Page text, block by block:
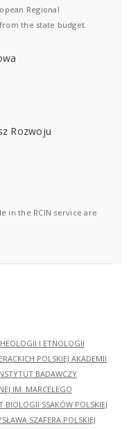
Regional
the state budget.
in the RCIN service are
I ETNOLOGII
POLSKIEJ AKADEMII
BADAWCZY
IM. MARCELEGO
BIOLOGII SSAKÓW POLSKIEJ
SZAFERA POLSKIEJ